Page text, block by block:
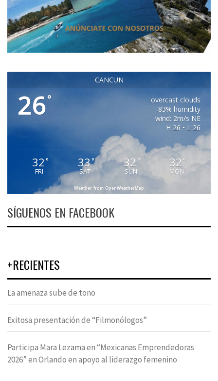
CANCUN
26°
overcast clouds
83% humidity
wind: 2m/s NE
H 26 • L 26
32°
FRI
33°
SAT
32 °
SUN
32 °
MON
Weather from OpenWeatherMap
SÍGUENOS EN FACEBOOK
+RECIENTES
La amenaza sube de tono
Exitosa presentación de “Filmonólogos”
Participa Mara Lezama en “Mexicanas Emprendedoras
2026” en Orlando en apoyo al liderazgo femenino